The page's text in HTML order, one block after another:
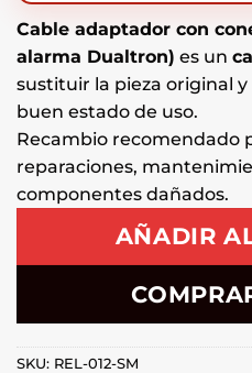
Cable adaptador con
alarma Dualtron) es un
sustituir la pieza original
buen estado de uso.
Recambio recomendado
reparaciones,
componentes dañados.
AÑADIR
SKU: REL-012-SM